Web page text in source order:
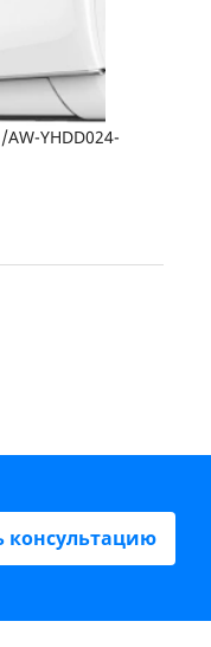
YHDD024-
консультацию